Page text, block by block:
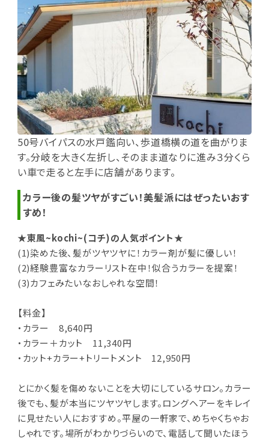
50号バイパスの水戸鑑向い、歩道橋横の道を曲がりま
す。分岐を大きく左折し、そのまま道なりに進み３分くら
い車で走ると左手に店舗があります。
カラー後の髪ツヤがすごい！美髪派にはぜったいおす
すめ！
★東風~kochi~(コチ)の人気ポイント★
(1)染めた後、髪がツヤツヤに！カラー剤が髪に優しい！
(2)経験豊富なカラーリスト在中！似合うカラーを提案！
(3)カフェみたいなおしゃれな空間！
【料金】
・カラー 8,640円
・カラー＋カット 11,340円
・カット+カラー+トリートメント 12,950円
とにかく髪を傷めないことを大切にしているサロン。カラー
後でも、髪が本当にツヤツヤします。ロングヘアーをキレイ
に見せたい人におすすめ。平屋の一軒家で、めちゃくちゃお
しゃれです。場所がわかりづらいので、電話して聞いたほう